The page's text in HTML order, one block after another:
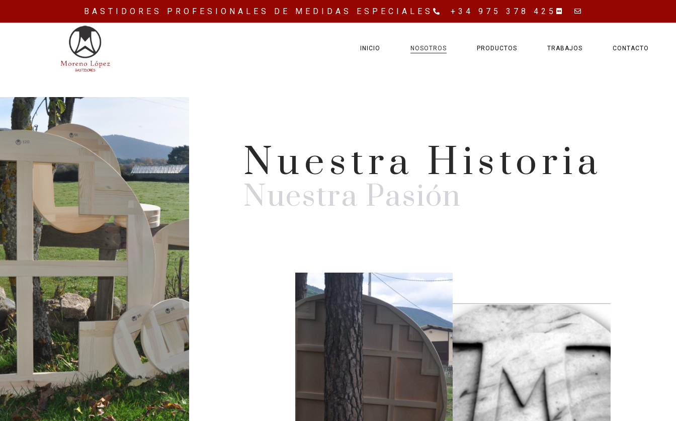
BASTIDORES PROFESIONALES DE MEDIDAS ESPECIALES +34 975 378 425
INICIO NOSOTROS PRODUCTOS TRABAJOS CONTACTO
Nuestra Historia
Nuestra Pasión